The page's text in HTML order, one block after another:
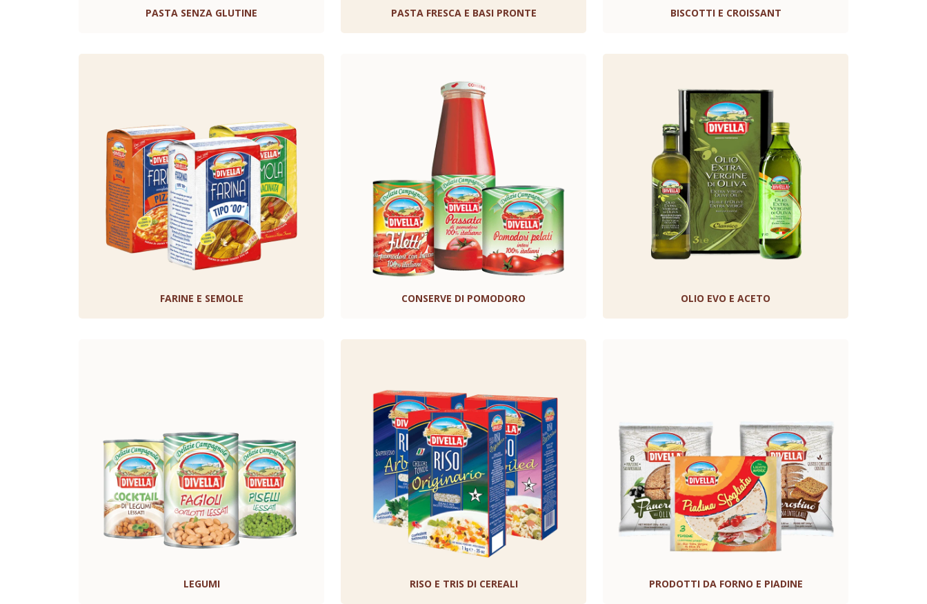
PASTA SENZA GLUTINE PASTA FRESCA E BASI PRONTE BISCOTTI E CROISSANT
FARINE E SEMOLE CONSERVE DI POMODORO OLIO EVO E ACETO
LEGUMI RISO E TRIS DI CEREALI PRODOTTI DA FORNO E PIADINE